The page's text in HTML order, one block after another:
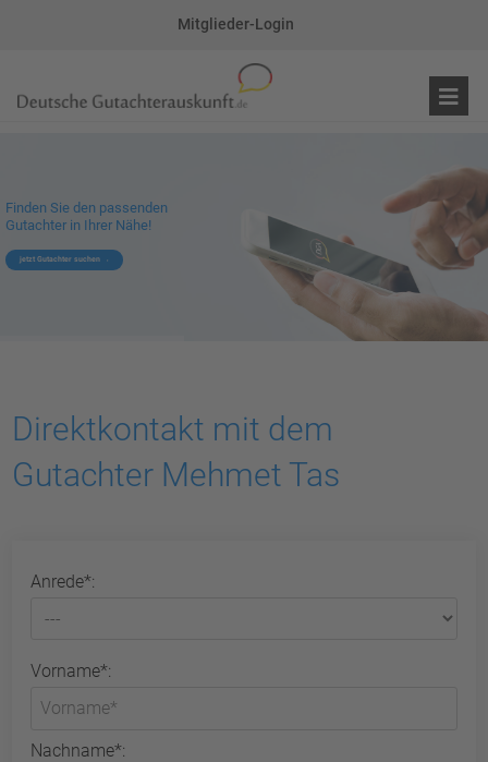
Mitglieder-Login
Finden Sie den passenden
Gutachter in Ihrer Nähe!
jetzt Gutachter suchen
Direktkontakt mit dem
Gutachter Mehmet Tas
Anrede*:
Vorname*:
Nachname*: